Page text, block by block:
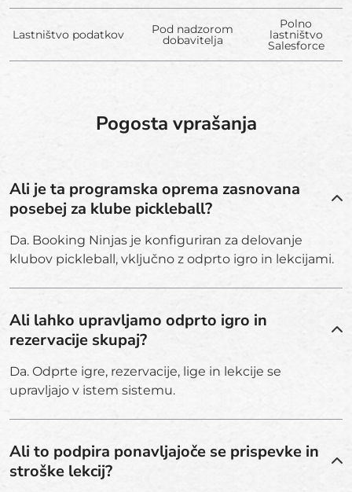
Lastništvo podatkov Pod nadzorom
dobavitelja
Polno
lastništvo
Salesforce
Pogosta vprašanja
Ali je ta programska oprema zasnovana
posebej za klube pickleball?
Da. Booking Ninjas je konfiguriran za delovanje
klubov pickleball, vključno z odprto igro in lekcijami.
Ali lahko upravljamo odprto igro in
rezervacije skupaj?
Da. Odprte igre, rezervacije, lige in lekcije se
upravljajo v istem sistemu.
Ali to podpira ponavljajoče se prispevke in
stroške lekcij?